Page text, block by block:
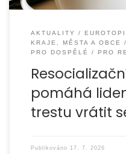
AKTUALITY
KRAJE, MĚSTA A OBCE
PRO DOSPĚLÉ
PRO
pomáhá
trestu vrátit
Publikováno 17. 7. 2026